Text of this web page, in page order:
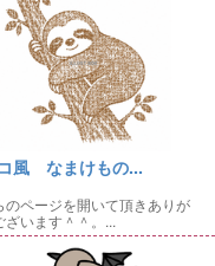
風 なまけもの...
のページを開いて頂きありが
ざいます＾＾。...